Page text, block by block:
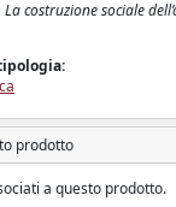
costruzione sociale
prodotto
a questo prodotto.